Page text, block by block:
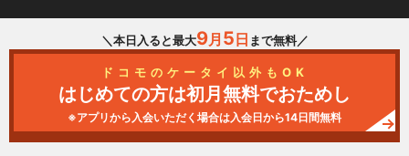
＼本日入ると最大9月 5 日 まで無料／
ドコモのケータイ以外もOK
はじめての方は初月無料でおためし
※アプリから入会いただく場合は入会日から14日間無料